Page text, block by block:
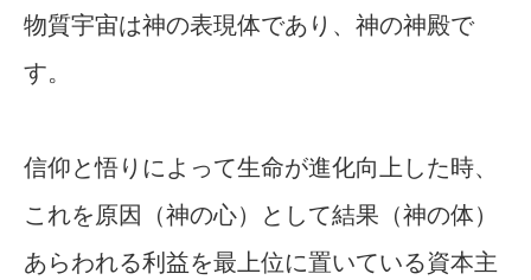
物質宇宙は神の表現体であり、神の神殿で
す。
信仰と悟りによって生命が進化向上した時、
これを原因（神の心）として結果（神の体）
あらわれる利益を最上位に置いている資本主